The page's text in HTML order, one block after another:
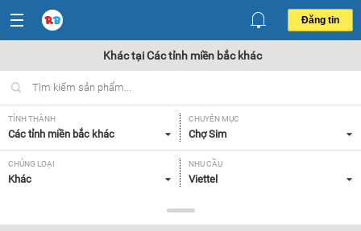
Đăng tin
Khác tại Các tỉnh miền bắc khác
TỈNH THÀNH
Các tỉnh miền bắc khác
CHUYÊN MỤC
Chợ Sim
CHỦNG LOẠI
Khác
NHU CẦU
Viettel
Tất cả